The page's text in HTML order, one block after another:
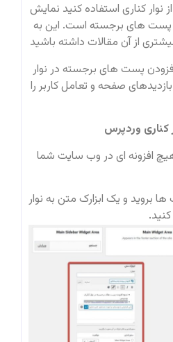
نوار کناری استفاده کنید نمایش
پست های برجسته است. این به
از آن مقالات داشته باشید
پست های برجسته در نوار
صفحه و تعامل کاربر را
کناری وردپرس
افزونه ای در وب سایت شما
بروید و یک ابزارک متن به نوار